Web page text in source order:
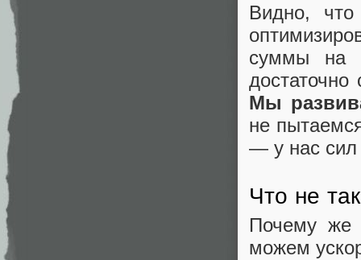
Видно,
суммы на
Мы
не
— у нас
Что не
Почему же
можем